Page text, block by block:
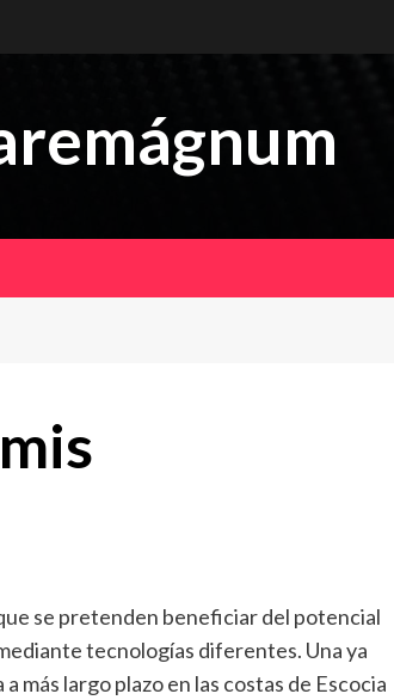
se pretenden beneficiar del potencial
tecnologías diferentes. Una ya
más largo plazo en las costas de Escocia